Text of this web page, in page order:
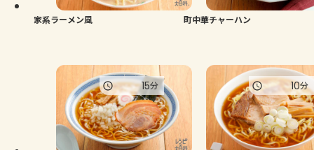
家系ラーメン風 町中華チャーハン
15分 10分